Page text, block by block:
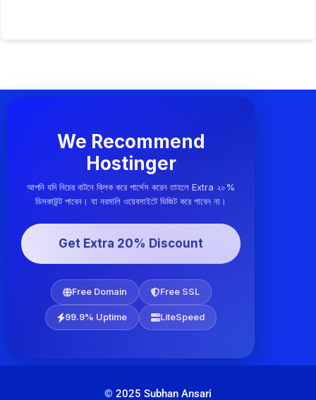
We Recommend
Hostinger
আপনি যদি নিচের বাটনে ক্লিক করে পার্সেস করেন তাহলে Extra ২০%
ডিসকাউন্ট পাবেন। যা নরমালি ওয়েবসাইটে ভিজিট করে পাবেন না।
Get Extra 20% Discount
Free Domain Free SSL
99.9% Uptime LiteSpeed
© 2025 Subhan Ansari